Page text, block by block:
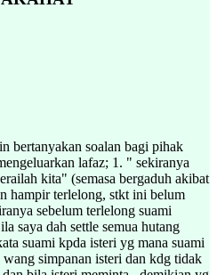
bertanyakan soalan bagi pihak
lafaz; 1. " sekiranya
kita" (semasa bergaduh akibat
hampir terlelong, stkt ini belum
sebelum terlelong suami
saya dah settle semua hutang
suami kpda isteri yg mana suami
simpanan isteri dan kdg tidak